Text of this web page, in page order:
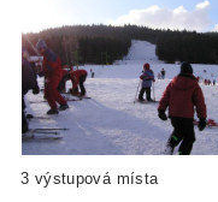
3 výstupová místa